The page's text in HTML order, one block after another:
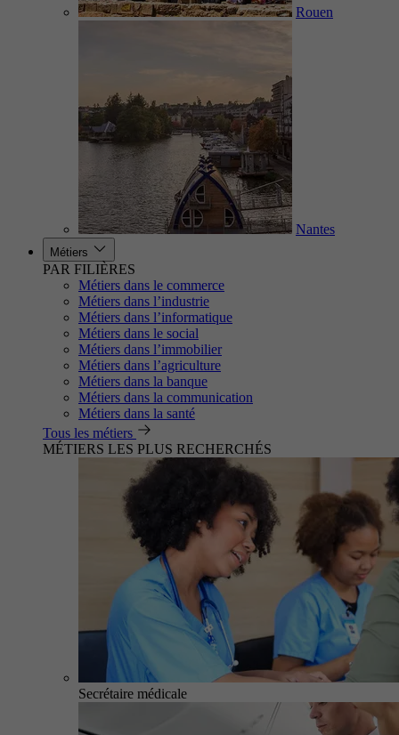
Rouen
Nantes
Métiers
PAR FILIÈRES
Métiers dans le commerce
Métiers dans l’industrie
Métiers dans l’informatique
Métiers dans le social
Métiers dans l’immobilier
Métiers dans l’agriculture
Métiers dans la banque
Métiers dans la communication
Métiers dans la santé
Tous les métiers
MÉTIERS LES PLUS RECHERCHÉS
Secrétaire médicale